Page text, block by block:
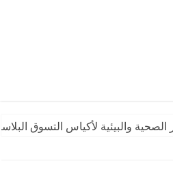
والبيئية لأكياس التسوق